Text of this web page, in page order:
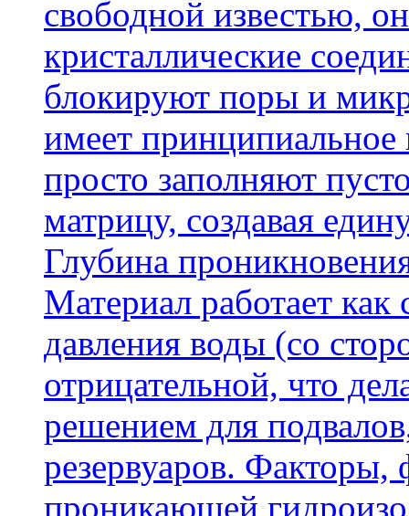
свободной известью,
кристаллические
блокируют поры и
имеет
просто заполняют
матрицу, создавая
Глубина
Материал работает
давления воды (со
отрицательной, что
решением для
резервуаров.
проникающей